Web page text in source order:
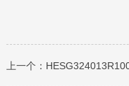
上一个：